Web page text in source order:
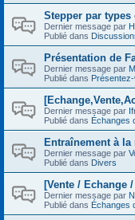
Stepper par types
Dernier message par
Publié dans
Présentation de
Dernier message par
Publié dans
Dernier message par
Publié dans Échanges
Entraînement à
Dernier message par
Publié dans Divers
[Vente / Echange
Dernier message par
Publié dans Échanges